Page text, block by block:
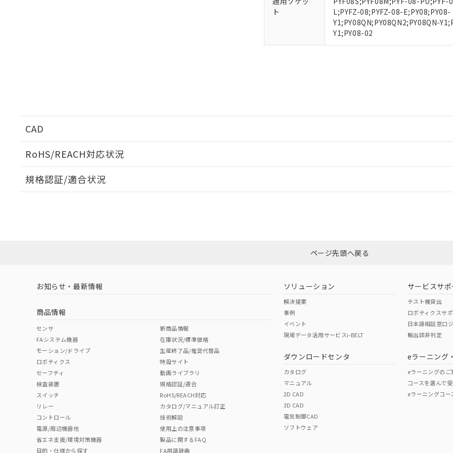
ト
L;PYFZ-08;PYFZ-08-E;PY08;PY08-
Y1;PY08QN;PY08QN2;PY08QN-
Y1;PY08-02
CAD
ログイン/会員登録いただくと、CADデータをダウンロードすることができます。
RoHS/REACH対応状況
EU RoHS 注意事項・凡例
ダウンロードはこちら
中国 RoHS 注意事項・凡例
中国 RoHS表
Pb Hg Cr(VI)
"対応済み"や非含有の記載がされた商品であっても、流通在庫等で未対応品が混在する可能性があります。
非含有品が必要な際は、弊社営業部門もしくは販売店へお問い合わせください。
規格認証/適合状況
（イギリス
（ノルウェー
（日本
（アメリカ
この製品の規格認証/適合
その他の認証はこちらのページからご
ページ先頭へ戻る
お知らせ・最新情報
商品情報
センサ
FAシステム機器
モーション/ドライブ
ロボティクス
セーフティ
検査装置
スイッチ
リレー
コントロール
電源/周辺機器他
省エネ支援/環境対策機器
目的・仕様から探す
新商品情報
在庫状況/標準価格
生産終了品/推奨代替品
特設サイト
動画ライブラリ
規格認証/適合
RoHS/REACH対応
カタログ/マニュアル訂正
技術解説
使用上の注意事項
製品に関するFAQ
FA用語辞典
ソリューション
解決提案
事例
イベント
現場データ活用サービスi-BELT
ダウンロードセンタ
カタログ
マニュアル
2D CAD
3D CAD
電気制御CAD
ソフトウェア
サービスサポ
テスト機貸出
ロボティクスサ
日本語相談窓口
輸出該非判定
eラーニング
eラーニングのご
コースを選んで
eラーニングコー